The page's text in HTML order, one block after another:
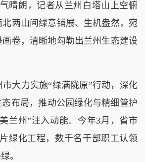
朗，记者从兰州白塔山上空俯
两山间绿意铺展、生机盎然，宛
卷，清晰地勾勒出兰州生态建设
力实施“绿满陇原”行动，深化
态布局，推动公园绿化与精细管护
兰州”注入动能。今年3月，省市
绿化工程，数千名干部职工认领
。